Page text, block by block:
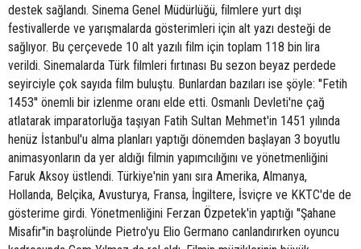
destek sağlandı. Sinema Genel Müdürlüğü, filmlere yurt dışı
festivallerde ve yarışmalarda gösterimleri için alt yazı desteği de
sağlıyor. Bu çerçevede 10 alt yazılı film için toplam 118 bin lira
verildi. Sinemalarda Türk filmleri fırtınası Bu sezon beyaz perdede
seyirciyle çok sayıda film buluştu. Bunlardan bazıları ise şöyle: ''Fetih
1453'' önemli bir izlenme oranı elde etti. Osmanlı Devleti'ne çağ
atlatarak imparatorluğa taşıyan Fatih Sultan Mehmet'in 1451 yılında
henüz İstanbul'u alma planları yaptığı dönemden başlayan 3 boyutlu
animasyonların da yer aldığı filmin yapımcılığını ve yönetmenliğini
Faruk Aksoy üstlendi. Türkiye'nin yanı sıra Amerika, Almanya,
Hollanda, Belçika, Avusturya, Fransa, İngiltere, İsviçre ve KKTC'de de
gösterime girdi. Yönetmenliğini Ferzan Özpetek'in yaptığı ''Şahane
Misafir''in başrolünde Pietro'yu Elio Germano canlandırırken oyuncu